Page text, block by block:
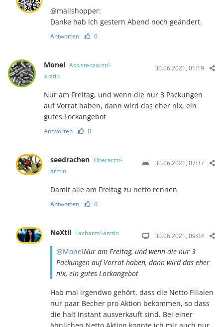
@mailshopper:
Danke hab ich gestern Abend noch geändert.
Antworten 0
Monel Assistenzarzt/-
ärztin
30.06.2021, 01:19
Nur am Freitag, und wenn die nur 3 Packungen
auf Vorrat haben, dann wird das eher nix, ein
gutes Lockangebot
Antworten 0
seedrachen Oberarzt/-
ärztin
30.06.2021, 07:37
Damit alle am Freitag zu netto rennen
Antworten 0
NeXtii Facharzt/-ärztin 30.06.2021, 09:04
@MonelNur am Freitag, und wenn die nur 3
Packungen auf Vorrat haben, dann wird das eher
nix, ein gutes Lockangebot
Hab mal irgendwo gehört, dass die Netto Filialen
nur paar Becher pro Aktion bekommen, so dass
die halt instant ausverkauft sind. Bei einer